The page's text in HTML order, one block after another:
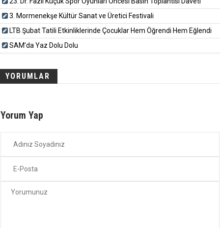
3. Mormenekşe Kültür Sanat ve Üretici Festivali
LTB Şubat Tatili Etkinliklerinde Çocuklar Hem Öğrendi Hem Eğlendi
SAM’da Yaz Dolu Dolu
YORUMLAR
Yorum Yap